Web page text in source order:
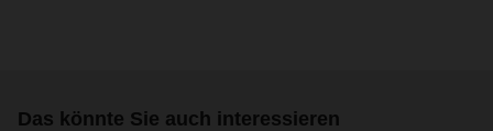
Das könnte Sie auch interessieren